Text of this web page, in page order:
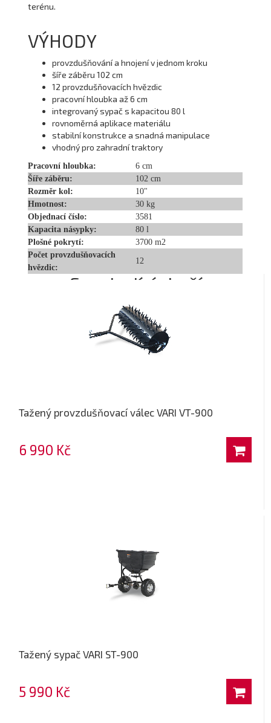
terénu.
VÝHODY
provzdušňování a hnojení v jednom kroku
šíře záběru 102 cm
12 provzdušňovacích hvězdic
pracovní hloubka až 6 cm
integrovaný sypač s kapacitou 80 l
rovnoměrná aplikace materiálu
stabilní konstrukce a snadná manipulace
vhodný pro zahradní traktory
Pracovní hloubka:
6 cm
Šíře záběru:
102 cm
Rozměr kol:
10"
Hmotnost:
30 kg
Objednací číslo:
3581
Kapacita násypky:
80 l
Plošné pokrytí:
3700 m2
Počet provzdušňovacích
hvězdic:
12
Související zboží
Tažený provzdušňovací válec VARI VT-900
6 990 Kč
Tažený sypač VARI ST-900
5 990 Kč